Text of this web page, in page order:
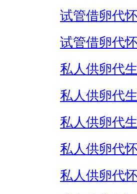
试管借卵代
试管借卵代
私人供卵代
私人供卵代
私人供卵代
私人供卵代
私人供卵代